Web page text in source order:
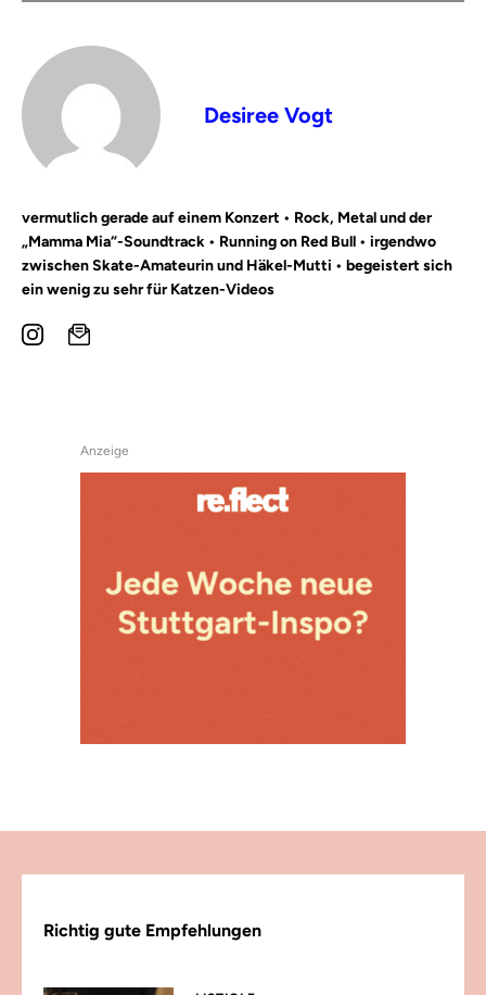
Desiree Vogt
vermutlich gerade auf einem Konzert • Rock, Metal und der
„Mamma Mia“-Soundtrack • Running on Red Bull • irgendwo
zwischen Skate-Amateurin und Häkel-Mutti • begeistert sich
ein wenig zu sehr für Katzen-Videos
Anzeige
Richtig gute Empfehlungen